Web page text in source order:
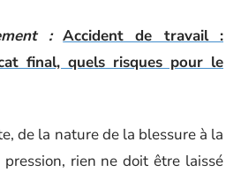
: Accident de travail :
final, quels risques pour le
de la nature de la blessure à la
rien ne doit être laissé